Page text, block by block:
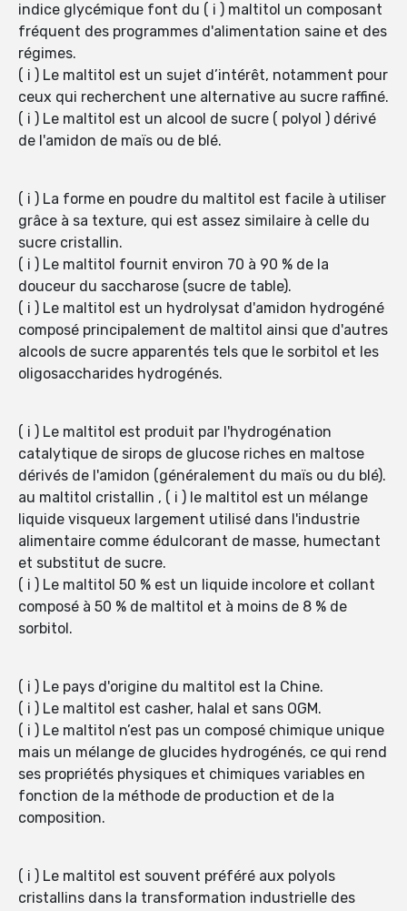
indice glycémique font du ( i ) maltitol un composant
fréquent des programmes d'alimentation saine et des
régimes.
( i ) Le maltitol est un sujet d’intérêt, notamment pour
ceux qui recherchent une alternative au sucre raffiné.
( i ) Le maltitol est un alcool de sucre ( polyol ) dérivé
de l'amidon de maïs ou de blé.
( i ) La forme en poudre du maltitol est facile à utiliser
grâce à sa texture, qui est assez similaire à celle du
sucre cristallin.
( i ) Le maltitol fournit environ 70 à 90 % de la
douceur du saccharose (sucre de table).
( i ) Le maltitol est un hydrolysat d'amidon hydrogéné
composé principalement de maltitol ainsi que d'autres
alcools de sucre apparentés tels que le sorbitol et les
oligosaccharides hydrogénés.
( i ) Le maltitol est produit par l'hydrogénation
catalytique de sirops de glucose riches en maltose
dérivés de l'amidon (généralement du maïs ou du blé).
au maltitol cristallin , ( i ) le maltitol est un mélange
liquide visqueux largement utilisé dans l'industrie
alimentaire comme édulcorant de masse, humectant
et substitut de sucre.
( i ) Le maltitol 50 % est un liquide incolore et collant
composé à 50 % de maltitol et à moins de 8 % de
sorbitol.
( i ) Le pays d'origine du maltitol est la Chine.
( i ) Le maltitol est casher, halal et sans OGM.
( i ) Le maltitol n’est pas un composé chimique unique
mais un mélange de glucides hydrogénés, ce qui rend
ses propriétés physiques et chimiques variables en
fonction de la méthode de production et de la
composition.
( i ) Le maltitol est souvent préféré aux polyols
cristallins dans la transformation industrielle des